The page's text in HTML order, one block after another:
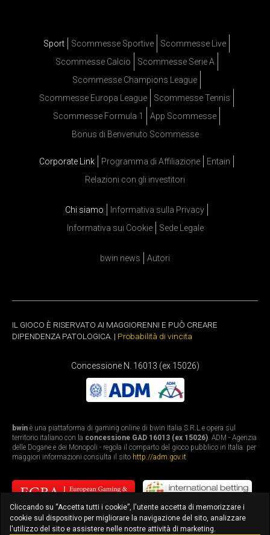
Sport Scommesse Sportive
Scommesse Live
Scommesse Calcio
Scommesse Serie A
Scommesse Champions League
Scommesse Europa League
Scommesse Tennis
Scommesse Formula 1
App Scommesse
Bonus di Benvenuto Scommesse
Corporate Link Programma di Affiliazione
Entain
Relazioni con gli investitori
Chi siamo
Informativa sulla Privacy
Informativa sui Cookie
Sede Legale
bwin news Autori
IL GIOCO È RISERVATO AI MAGGIORENNI E PUÒ CREARE
DIPENDENZA PATOLOGICA. | Probabilità di vincita
Concessione N. 16013 (ex 15026)
bwin è una piattaforma di gaming online di bwin Italia S.R.L e opera sul
territorio italiano con la concessione GAD 16013 (ex 15026). ADM - Agenzia
delle Dogane e dei Monopoli - regola il comparto del gioco pubblico in Italia: per
maggiori informazioni consulta il sito http://adm.gov.it
Cliccando su “Accetta tutti i cookie”, l'utente accetta di memorizzare i
cookie sul dispositivo per migliorare la navigazione del sito, analizzare
l'utilizzo del sito e assistere nelle nostre attività di marketing.